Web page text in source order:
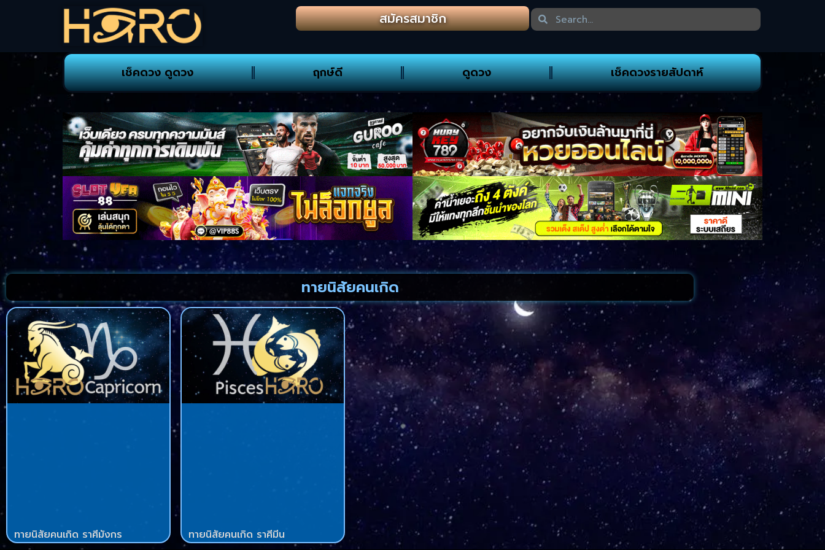
สมัครสมาชิก
เช็คดวง ดูดวง ฤกษ์ดี ดูดวง เช็คดวงรายสัปดาห์
ทายนิสัยคนเกิด
ทายนิสัยคนเกิด ราศีมังกร ทายนิสัยคนเกิด ราศีมีน